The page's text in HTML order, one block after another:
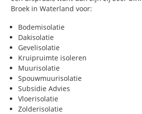
Broek in Waterland voor:
Bodemisolatie
Dakisolatie
Gevelisolatie
Kruipruimte isoleren
Muurisolatie
Spouwmuurisolatie
Subsidie Advies
Vloerisolatie
Zolderisolatie